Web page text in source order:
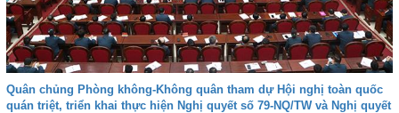
Quân chủng Phòng không-Không quân tham dự Hội nghị toàn quốc
quán triệt, triển khai thực hiện Nghị quyết số 79-NQ/TW và Nghị quyết